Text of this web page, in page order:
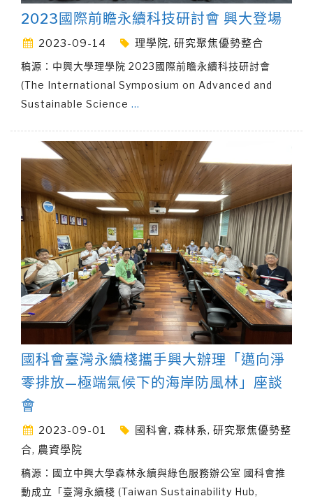
2023國際前瞻永續科技研討會 興大登場
2023-09-14 理學院, 研究聚焦優勢整合
稿源：中興大學理學院 2023國際前瞻永續科技研討會
(The International Symposium on Advanced and
Sustainable Science …
國科會臺灣永續棧攜手興大辦理「邁向淨
零排放—極端氣候下的海岸防風林」座談
會
2023-09-01 國科會, 森林系, 研究聚焦優勢整
合, 農資學院
稿源：國立中興大學森林永續與綠色服務辦公室 國科會推
動成立「臺灣永續棧 (Taiwan Sustainability Hub,